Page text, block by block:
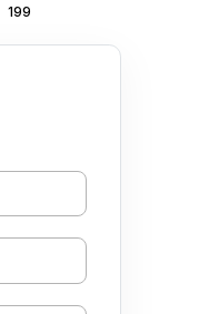
199